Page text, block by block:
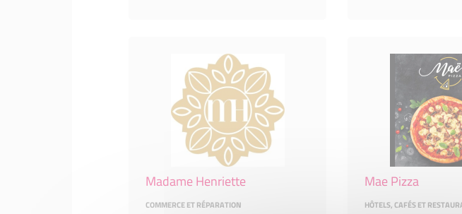
Madame Henriette
COMMERCE ET RÉPARATION
Mae Pizza
HÔTELS, CAFÉS ET